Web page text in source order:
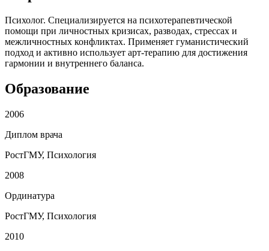
Психолог. Специализируется на психотерапевтической
помощи при личностных кризисах, разводах, стрессах и
межличностных конфликтах. Применяет гуманистический
подход и активно использует арт-терапию для достижения
гармонии и внутреннего баланса.
Образование
2006
Диплом врача
РостГМУ, Психология
2008
Ординатура
РостГМУ, Психология
2010